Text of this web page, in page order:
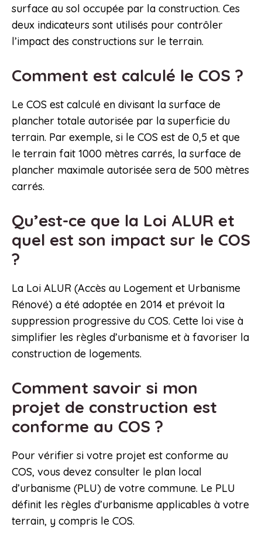
surface au sol occupée par la construction. Ces
deux indicateurs sont utilisés pour contrôler
l’impact des constructions sur le terrain.
Comment est calculé le COS ?
Le COS est calculé en divisant la surface de
plancher totale autorisée par la superficie du
terrain. Par exemple, si le COS est de 0,5 et que
le terrain fait 1000 mètres carrés, la surface de
plancher maximale autorisée sera de 500 mètres
carrés.
Qu’est-ce que la Loi ALUR et
quel est son impact sur le COS
?
La Loi ALUR (Accès au Logement et Urbanisme
Rénové) a été adoptée en 2014 et prévoit la
suppression progressive du COS. Cette loi vise à
simplifier les règles d’urbanisme et à favoriser la
construction de logements.
Comment savoir si mon
projet de construction est
conforme au COS ?
Pour vérifier si votre projet est conforme au
COS, vous devez consulter le plan local
d’urbanisme (PLU) de votre commune. Le PLU
définit les règles d’urbanisme applicables à votre
terrain, y compris le COS.